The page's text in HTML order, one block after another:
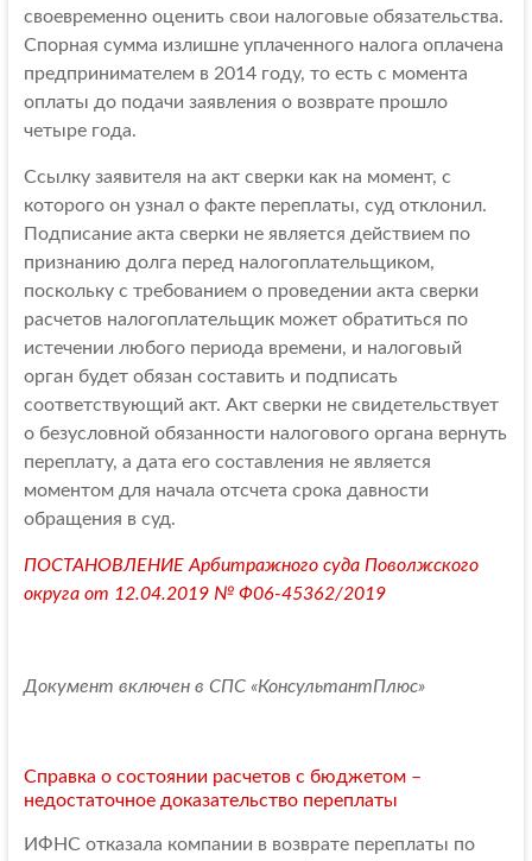
своевременно оценить свои налоговые обязательства.
Спорная сумма излишне уплаченного налога оплачена
предпринимателем в 2014 году, то есть с момента
оплаты до подачи заявления о возврате прошло
четыре года.
Ссылку заявителя на акт сверки как на момент, с
которого он узнал о факте переплаты, суд отклонил.
Подписание акта сверки не является действием по
признанию долга перед налогоплательщиком,
поскольку с требованием о проведении акта сверки
расчетов налогоплательщик может обратиться по
истечении любого периода времени, и налоговый
орган будет обязан составить и подписать
соответствующий акт. Акт сверки не свидетельствует
о безусловной обязанности налогового органа вернуть
переплату, а дата его составления не является
моментом для начала отсчета срока давности
обращения в суд.
ПОСТАНОВЛЕНИЕ Арбитражного суда Поволжского
округа от 12.04.2019 № Ф06-45362/2019
Документ включен в СПС «КонсультантПлюс»
Справка о состоянии расчетов с бюджетом –
недостаточное доказательство переплаты
ИФНС отказала компании в возврате переплаты по